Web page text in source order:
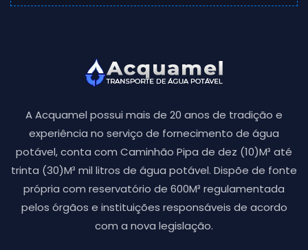
A Acquamel possui mais de 20 anos de tradição e
experiência no serviço de fornecimento de água
potável, conta com Caminhão Pipa de dez (10)M³ até
trinta (30)M³ mil litros de água potável. Dispõe de fonte
própria com reservatório de 600M³ regulamentada
pelos órgãos e instituições responsáveis de acordo
com a nova legislação.